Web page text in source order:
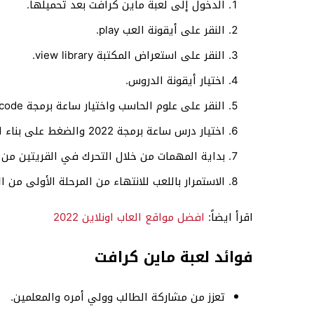
الدخول إلى لعبة ماين كرافت بعد تحميلها.
النقر على أيقونة العب play.
النقر على استعراض المكتبة view library.
اختيار أيقونة الدروس.
النقر على علوم الحاسب واختيار ساعة برمجة hour of code.
اختيار درس ساعة برمجة 2022 والضغط على بناء العالم.
بداية المهمات من خلال التحرك في القريتين
الاستمرار باللعب للانتهاء من المرحلة الأولى من
اقرأ ايضاً: افضل مواقع العاب اونلاين 2022
فوائد لعبة ماين كرافت
تعزز من مشاركة الطالب وولي أمره والمعلمين.